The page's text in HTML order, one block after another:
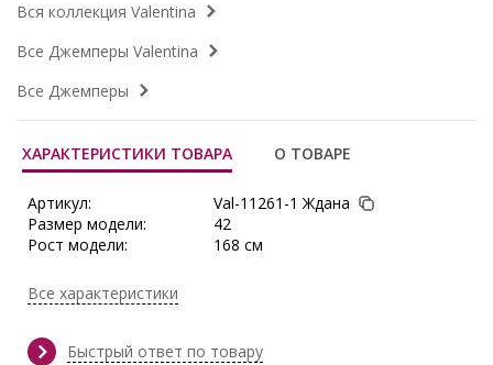
Вся коллекция Valentina
Все Джемперы Valentina
Все Джемперы
ХАРАКТЕРИСТИКИ ТОВАРА О ТОВАРЕ
Артикул:
Val-11261-1 Ждана
Размер модели:
42
Рост модели:
168 см
Тип ткани:
Сезон:
Весна, Демисезон, Зима, Осень,
Все характеристики
Быстрый ответ по товару